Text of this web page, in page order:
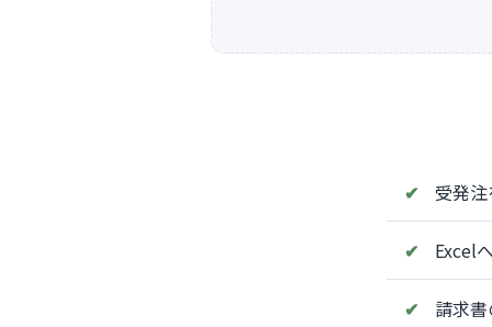
受発
Excel
請求